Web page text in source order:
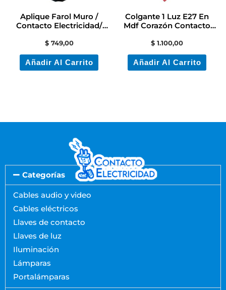
Aplique Farol Muro /
Contacto Electricidad/
$749,00
Añadir Al Carrito
Colgante 1 Luz E27 En
Mdf Corazón Contacto
$ 1.100,00
Añadir Al Carrito
Categorías
Cables audio y video
Cables eléctricos
Llaves de contacto
Llaves de luz
Iluminación
Lámparas
Portalámparas